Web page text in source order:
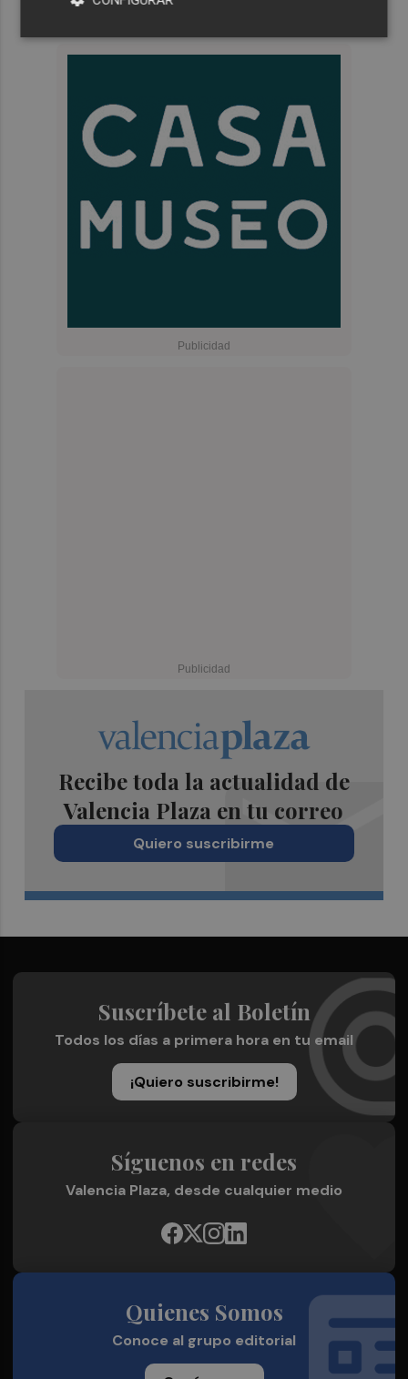
Recibe toda la actualidad de
Valencia Plaza en tu correo
Quiero suscribirme
Suscríbete al Boletín
Todos los días a primera hora en tu email
¡Quiero suscribirme!
Síguenos en redes
Valencia Plaza, desde cualquier medio
Quienes Somos
Conoce al grupo editorial